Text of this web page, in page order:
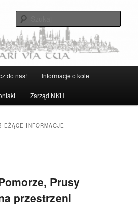
Historyków UG
do nas! Informacje o kole
Zarząd NKH
INFORMACJE
Prusy
przestrzeni